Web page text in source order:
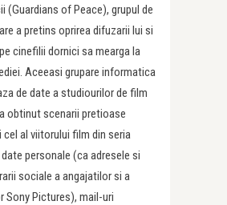
(Guardians of Peace), grupul de
a pretins oprirea difuzarii lui si
cinefilii dornici sa mearga la
Aceeasi grupare informatica
de date a studiourilor de film
obtinut scenarii pretioase
cel al viitorului film din seria
personale (ca adresele si
sociale a angajatilor si a
Sony Pictures), mail-uri